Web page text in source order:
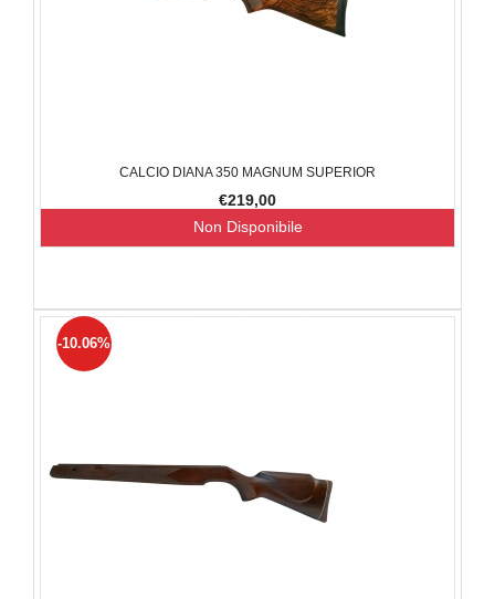
CALCIO DIANA 350 MAGNUM SUPERIOR
€219,00
Non Disponibile
-10.06%